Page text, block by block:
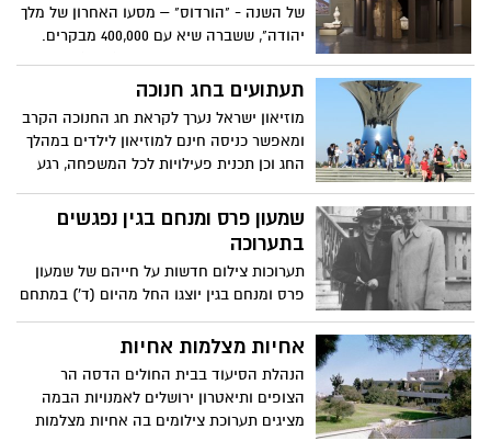
של השנה - "הורדוס" – מסעו האחרון של מלך
יהודה", ששברה שיא עם 400,000 מבקרים.
הביקוש העצום, מוזיאון ישראל יאפשר לבקר
תעתועים בחג חנוכה
מוזיאון ישראל נערך לקראת חג החנוכה הקרב
ומאפשר כניסה חינם למוזיאון לילדים במהלך
החג וכן תכנית פעילויות לכל המשפחה, רגע
שמעון פרס ומנחם בגין נפגשים
בתערוכה
תערוכות צילום חדשות על חייהם של שמעון
פרס ומנחם בגין יוצגו החל מהיום (ד') במתחם
התחנה בירושלים
אחיות מצלמות אחיות
הנהלת הסיעוד בבית החולים הדסה הר
הצופים ותיאטרון ירושלים לאמנויות הבמה
מציגים תערוכת צילומים בה אחיות מצלמות